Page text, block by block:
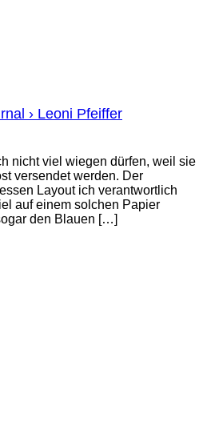
› Leoni Pfeiffer
nicht viel wiegen dürfen, weil sie
versendet werden. Der
Layout ich verantwortlich
auf einem solchen Papier
den Blauen […]